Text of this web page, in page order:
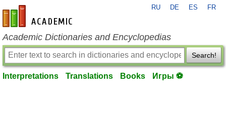
en-academic.com
RU DE ES FR
Academic Dictionaries and Encyclopedias
Search!
Interpretations Translations Books Игры ⚽